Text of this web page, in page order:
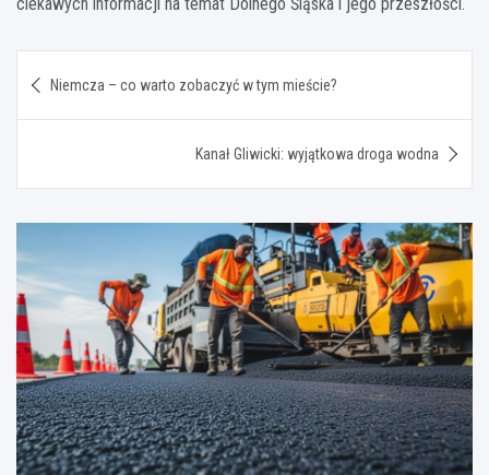
wpisu
Niemcza – co warto zobaczyć w tym mieście?
Kanał Gliwicki: wyjątkowa droga wodna